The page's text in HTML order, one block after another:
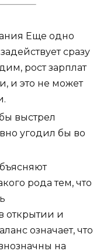
Еще одно
сразу
рост зарплат
и это не может
выстрел
угодил бы во
рода тем, что
открытии и
означает, что
на